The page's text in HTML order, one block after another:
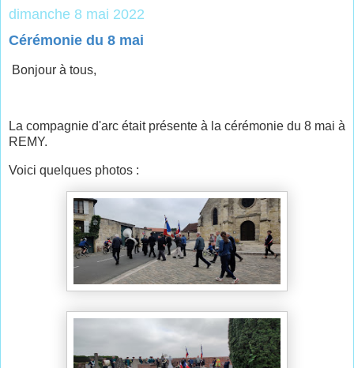
dimanche 8 mai 2022
Cérémonie du 8 mai
Bonjour à tous,
La compagnie d'arc était présente à la cérémonie du 8 mai à
REMY.
Voici quelques photos :